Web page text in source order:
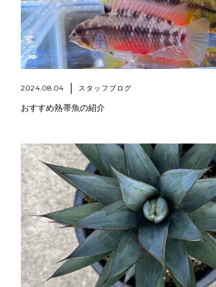
2024.08.04 スタッフブログ
おすすめ熱帯魚の紹介